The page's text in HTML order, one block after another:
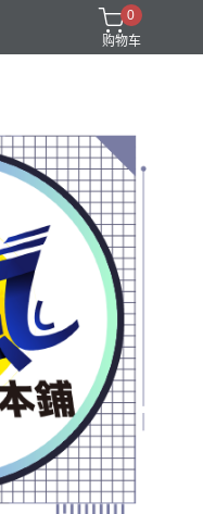
0
购物车